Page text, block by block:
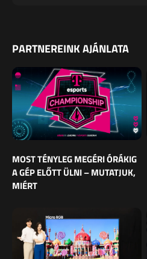
PARTNEREINK AJÁNLATA
MOST TÉNYLEG MEGÉRI ÓRÁKIG
A GÉP ELŐTT ÜLNI – MUTATJUK,
MIÉRT